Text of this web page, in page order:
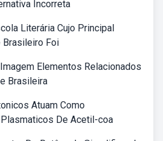
Incorreta
Literária Cujo Principal
Brasileiro Foi
Elementos Relacionados
Brasileira
Atuam Como
De Acetil-coa